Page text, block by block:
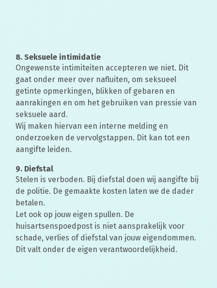
8. Seksuele intimidatie
Ongewenste intimiteiten accepteren we niet. Dit
gaat onder meer over nafluiten, om seksueel
getinte opmerkingen, blikken of gebaren en
aanrakingen en om het gebruiken van pressie van
seksuele aard.
Wij maken hiervan een interne melding en
onderzoeken de vervolgstappen. Dit kan tot een
aangifte leiden.
9. Diefstal
Stelen is verboden. Bij diefstal doen wij aangifte bij
de politie. De gemaakte kosten laten we de dader
betalen.
Let ook op jouw eigen spullen. De
huisartsenspoedpost is niet aansprakelijk voor
schade, verlies of diefstal van jouw eigendommen.
Dit valt onder de eigen verantwoordelijkheid.